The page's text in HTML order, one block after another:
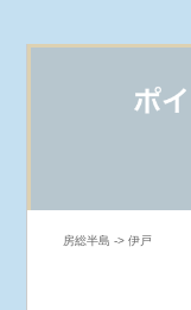
房総半島 -> 伊戸